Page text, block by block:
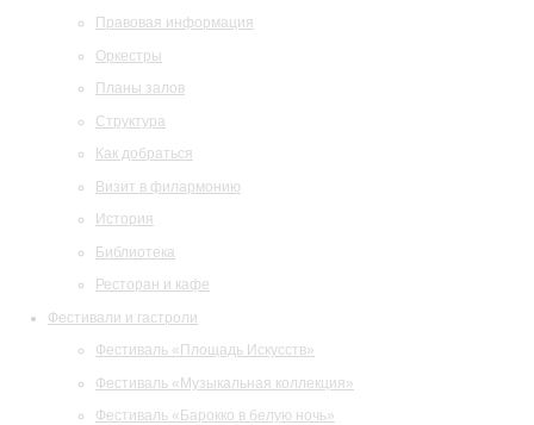
Правовая информация
Оркестры
Планы залов
Структура
Как добраться
Визит в филармонию
История
Библиотека
Ресторан и кафе
Фестивали и гастроли
Фестиваль «Площадь Искусств»
Фестиваль «Музыкальная коллекция»
Фестиваль «Барокко в белую ночь»